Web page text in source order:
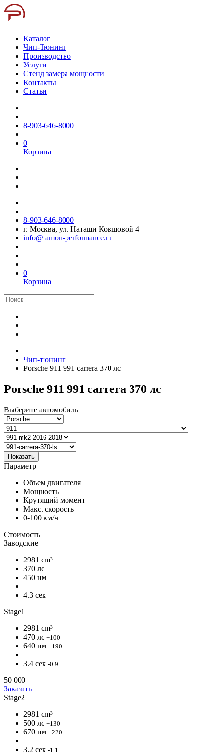
Каталог
Чип-Тюнинг
Производство
Услуги
Стенд замера мощности
Контакты
Статьи
8-903-646-8000
0
Корзина
8-903-646-8000
г. Москва, ул. Наташи Ковшовой 4
info@ramon-performance.ru
0
Корзина
Чип-тюнинг
Porsche 911 991 carrera 370 лс
Porsche 911 991 carrera 370 лс
Выберите автомобиль
Показать
Параметр
Объем двигателя
Мощность
Крутящий момент
Макс. скорость
0-100 км/ч
Стоимость
Заводские
2981 cm³
370 лс
450 нм
4.3 сек
Stage1
2981 cm³
470 лс +100
640 нм +190
3.4 сек -0.9
50 000
Заказать
Stage2
2981 cm³
500 лс +130
670 нм +220
3.2 сек -1.1